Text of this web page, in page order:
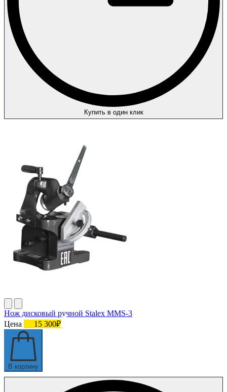
Купить в один клик
Нож дисковый ручной Stalex MMS-3
Цена
15 300₽
В корзину